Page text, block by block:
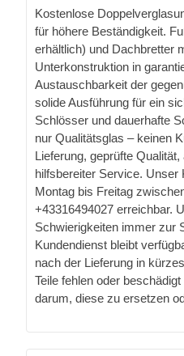
Kostenlose
für höhere Beständigkeit.
erhältlich) und Dachbretter
Unterkonstruktion in
Austauschbarkeit der
solide Ausführung für ein
Schlösser und dauerhafte
nur Qualitätsglas – keinen
Lieferung, geprüfte
hilfsbereiter Service. Unser
Montag bis Freitag
+43316494027 erreichbar.
Schwierigkeiten immer zur
Kundendienst bleibt
nach der Lieferung in
Teile fehlen oder
darum, diese zu ersetzen